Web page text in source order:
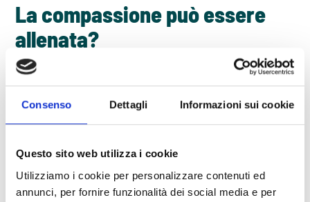
Consenso Dettagli Informazioni sui cookie
Questo sito web utilizza i cookie
Utilizziamo i cookie per personalizzare contenuti ed
annunci, per fornire funzionalità dei social media e per
La compassione può essere
allenata?
Come abbiamo visto negli studi di neuroimaging, la
compassione
non è una qualità stabile di un individuo,
ma una capacità che può essere influenzata
dall’allenamento. Per allenare la
meditazione,come quella chiamata “allenamento alla
gentilezza amorevole” (Fredrickson et al., 2008). Tale
pratica punta a sviluppare sentimenti di amicizia,